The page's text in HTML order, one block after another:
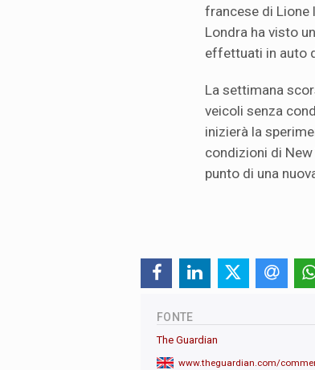
francese di Lione
Londra ha visto
effettuati in auto
La settimana
veicoli senza
inizierà la
condizioni di
punto di una
FONTE
The Guardian